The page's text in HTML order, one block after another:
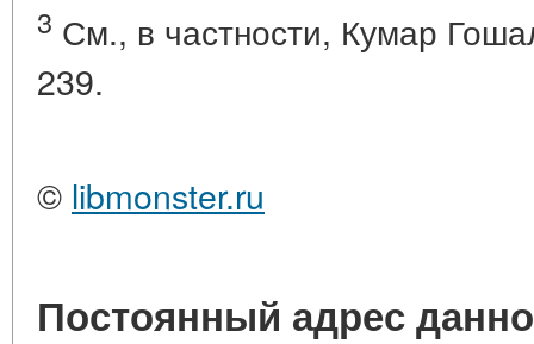
3 См., в частности, Кумар
239.
© libmonster.ru
Постоянный адрес